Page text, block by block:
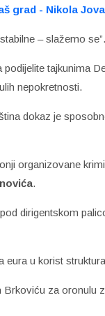
grad - Nikola
– slažemo se”.
tajkunima
nepokretnosti.
dokaz je
organizovane
.
dirigentskom
eura u korist
za oronulu